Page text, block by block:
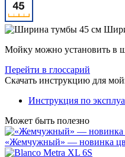
Мойку можно установить в
Перейти в глоссарий
Скачать инструкцию для
Инструкция по
Может быть полезно
«Жемчужный» — новинка